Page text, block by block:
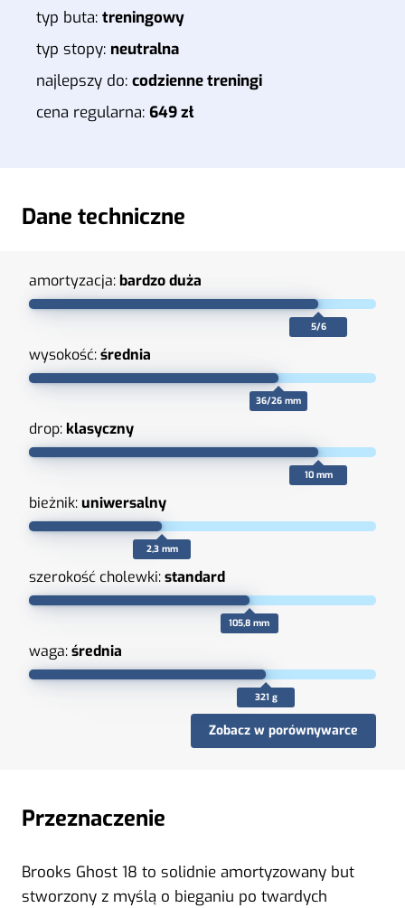
typ buta: treningowy
typ stopy: neutralna
najlepszy do: codzienne treningi
cena regularna: 649 zł
Dane techniczne
amortyzacja:bardzo duża
5/6
wysokość:średnia
36/26 mm
drop:klasyczny
10 mm
bieżnik:uniwersalny
2,3 mm
szerokość cholewki:standard
105,8 mm
waga:średnia
321 g
Zobacz w porównywarce
Przeznaczenie
Brooks Ghost 18 to solidnie amortyzowany but
stworzony z myślą o bieganiu po twardych